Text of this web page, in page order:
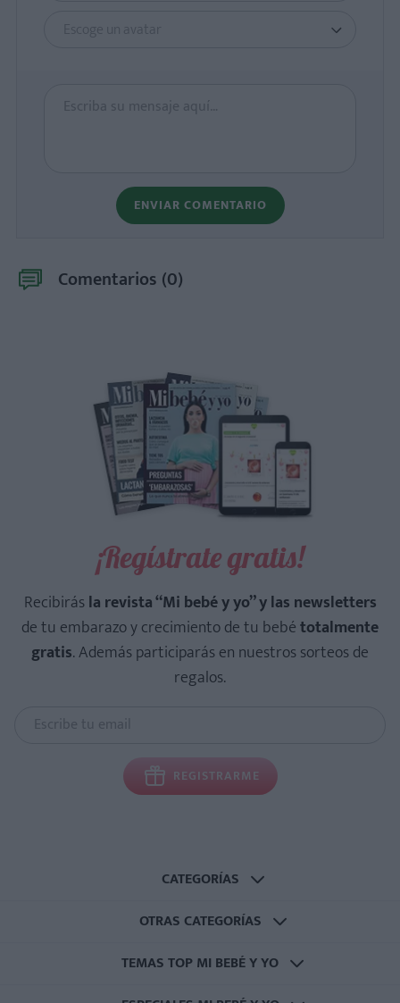
Escoge un avatar
ENVIAR COMENTARIO
Comentarios (0)
¡Regístrate gratis!
Recibirásla revista “Mi bebé y yo” y las newsletters
de tu embarazo y crecimiento de tu bebétotalmente
gratis. Además participarás en nuestros sorteos de
regalos.
REGISTRARME
CATEGORÍAS
OTRAS CATEGORÍAS
TEMAS TOP MI BEBÉ Y YO